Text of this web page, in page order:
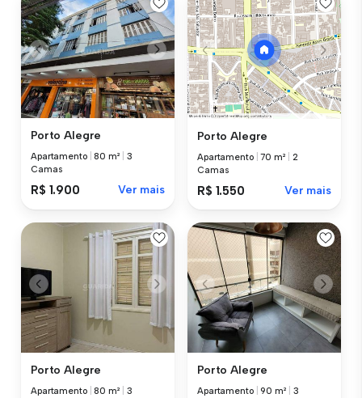
Porto Alegre
Apartamento |80 m²
3
Camas
R$ 1.900 Ver mais
Porto Alegre
Apartamento |70 m²
2
Camas
R$ 1.550 Ver mais
Porto Alegre
Apartamento |80 m²
3
Porto Alegre
Apartamento |90 m²
3